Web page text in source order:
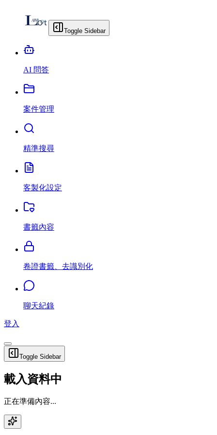
Toggle Sidebar
AI 問答
案件管理
精準搜尋
客製化設定
書籤內容
卷證書籤、去識別化
聊天紀錄
登入
Toggle Sidebar
載入資料中
正在準備內容...